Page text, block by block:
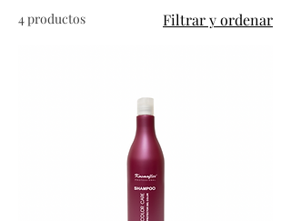
4 productos Filtrar y ordenar